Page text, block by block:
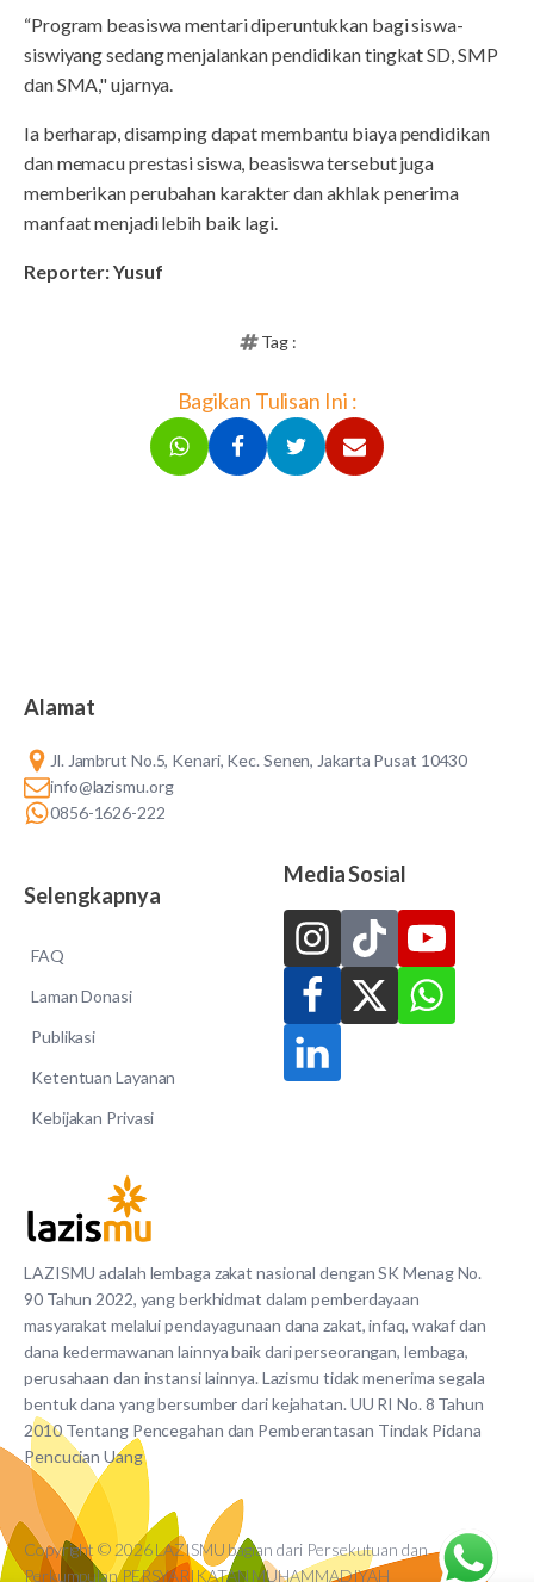
“Program beasiswa mentari diperuntukkan bagi siswa-
siswiyang sedang menjalankan pendidikan tingkat SD, SMP
dan SMA," ujarnya.
Ia berharap, disamping dapat membantu biaya pendidikan
dan memacu prestasi siswa, beasiswa tersebut juga
memberikan perubahan karakter dan akhlak penerima
manfaat menjadi lebih baik lagi.
Reporter: Yusuf
Tag :
Bagikan Tulisan Ini :
LAZISMU adalah lembaga zakat nasional dengan SK Menag No.
90 Tahun 2022, yang berkhidmat dalam pemberdayaan
masyarakat melalui pendayagunaan dana zakat, infaq, wakaf dan
dana kedermawanan lainnya baik dari perseorangan, lembaga,
perusahaan dan instansi lainnya. Lazismu tidak menerima segala
bentuk dana yang bersumber dari kejahatan. UU RI No. 8 Tahun
2010 Tentang Pencegahan dan Pemberantasan Tindak Pidana
Pencucian Uang
Alamat
Jl. Jambrut No.5, Kenari, Kec. Senen, Jakarta Pusat 10430
info@lazismu.org
0856-1626-222
Selengkapnya
FAQ
Laman Donasi
Publikasi
Ketentuan Layanan
Kebijakan Privasi
Media Sosial
Copyright © 2026 LAZISMU bagian dari Persekutuan dan
Perkumpulan PERSYARIKATAN MUHAMMADIYAH